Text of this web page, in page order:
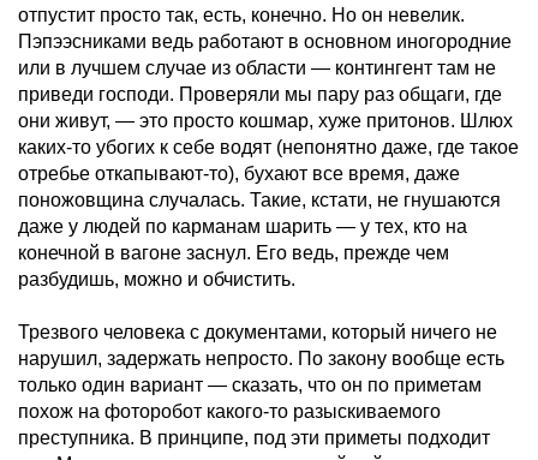
отпустит просто так, есть, конечно. Но он невелик.
Пэпээсниками ведь работают в основном иногородние
или в лучшем случае из области — контингент там не
приведи господи. Проверяли мы пару раз общаги, где
они живут, — это просто кошмар, хуже притонов. Шлюх
каких-то убогих к себе водят (непонятно даже, где такое
отребье откапывают-то), бухают все время, даже
поножовщина случалась. Такие, кстати, не гнушаются
даже у людей по карманам шарить — у тех, кто на
конечной в вагоне заснул. Его ведь, прежде чем
разбудишь, можно и обчистить.
Трезвого человека с документами, который ничего не
нарушил, задержать непросто. По закону вообще есть
только один вариант — сказать, что он по приметам
похож на фоторобот какого-то разыскиваемого
преступника. В принципе, под эти приметы подходит